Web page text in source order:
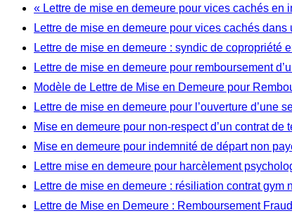
« Lettre de mise en demeure pour vices cachés en
Lettre de mise en demeure pour vices cachés dans
Lettre de mise en demeure : syndic de copropriété
Lettre de mise en demeure pour remboursement
Modèle de Lettre de Mise en Demeure pour
Lettre de mise en demeure pour l’ouverture d’une
Mise en demeure pour non-respect d’un contrat de
Mise en demeure pour indemnité de départ non
Lettre mise en demeure pour harcèlement
Lettre de mise en demeure : résiliation contrat gym
Lettre de Mise en Demeure : Remboursement